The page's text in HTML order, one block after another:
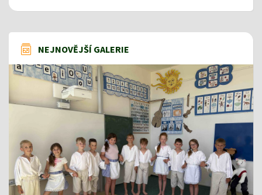
NEJNOVĚJŠÍ GALERIE